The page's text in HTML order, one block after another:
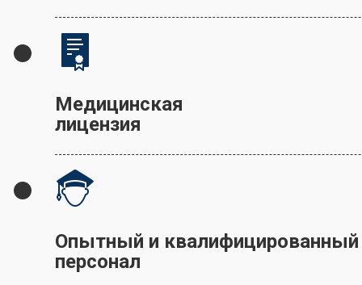
Медицинская
лицензия
Опытный и квалифицированный
персонал